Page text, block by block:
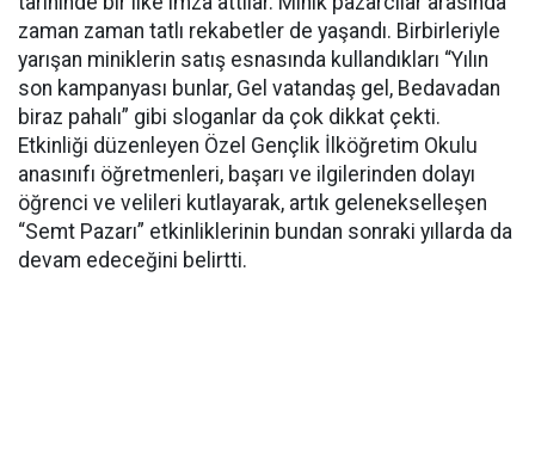
zaman zaman tatlı rekabetler de yaşandı. Birbirleriyle
yarışan miniklerin satış esnasında kullandıkları “Yılın
son kampanyası bunlar, Gel vatandaş gel, Bedavadan
biraz pahalı” gibi sloganlar da çok dikkat çekti.
Etkinliği düzenleyen Özel Gençlik İlköğretim Okulu
anasınıfı öğretmenleri, başarı ve ilgilerinden dolayı
öğrenci ve velileri kutlayarak, artık gelenekselleşen
“Semt Pazarı” etkinliklerinin bundan sonraki yıllarda da
devam edeceğini belirtti.